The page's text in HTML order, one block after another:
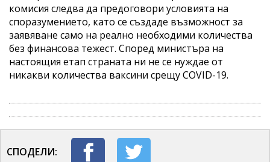
комисия следва да предоговори условията на
споразумението, като се създаде възможност за
заявяване само на реално необходими количества
без финансова тежест. Според министъра на
настоящия етап страната ни не се нуждае от
никакви количества ваксини срещу COVID-19.
СПОДЕЛИ: